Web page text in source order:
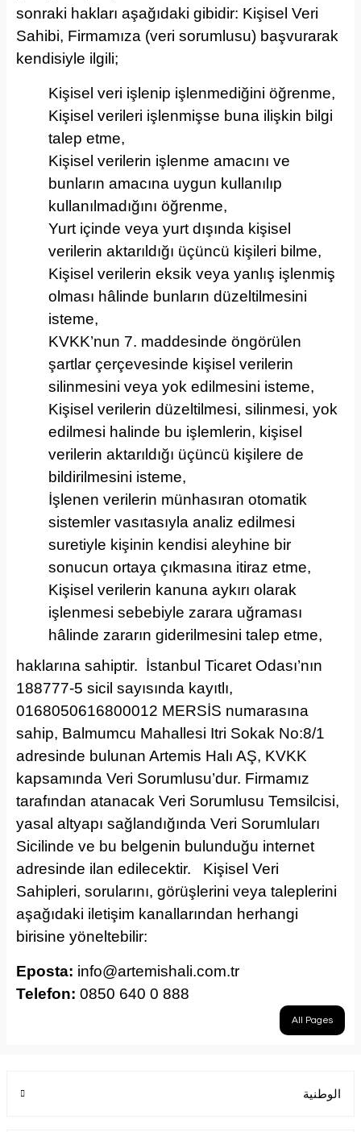
sonraki hakları aşağıdaki gibidir: Kişisel Veri
Sahibi, Firmamıza (veri sorumlusu) başvurarak
kendisiyle ilgili;
Kişisel veri işlenip işlenmediğini öğrenme,
Kişisel verileri işlenmişse buna ilişkin bilgi
talep etme,
Kişisel verilerin işlenme amacını ve
bunların amacına uygun kullanılıp
kullanılmadığını öğrenme,
Yurt içinde veya yurt dışında kişisel
verilerin aktarıldığı üçüncü kişileri bilme,
Kişisel verilerin eksik veya yanlış işlenmiş
olması hâlinde bunların düzeltilmesini
isteme,
KVKK’nun 7. maddesinde öngörülen
şartlar çerçevesinde kişisel verilerin
silinmesini veya yok edilmesini isteme,
Kişisel verilerin düzeltilmesi, silinmesi, yok
edilmesi halinde bu işlemlerin, kişisel
verilerin aktarıldığı üçüncü kişilere de
bildirilmesini isteme,
İşlenen verilerin münhasıran otomatik
sistemler vasıtasıyla analiz edilmesi
suretiyle kişinin kendisi aleyhine bir
sonucun ortaya çıkmasına itiraz etme,
Kişisel verilerin kanuna aykırı olarak
işlenmesi sebebiyle zarara uğraması
hâlinde zararın giderilmesini talep etme,
haklarına sahiptir. İstanbul Ticaret Odası’nın
188777-5 sicil sayısında kayıtlı,
0168050616800012 MERSİS numarasına
sahip, Balmumcu Mahallesi Itri Sokak No:8/1
adresinde bulunan Artemis Halı AŞ, KVKK
kapsamında Veri Sorumlusu’dur. Firmamız
tarafından atanacak Veri Sorumlusu Temsilcisi,
yasal altyapı sağlandığında Veri Sorumluları
Sicilinde ve bu belgenin bulunduğu internet
adresinde ilan edilecektir. Kişisel Veri
Sahipleri, sorularını, görüşlerini veya taleplerini
aşağıdaki iletişim kanallarından herhangi
birisine yöneltebilir:
Eposta: info@artemishali.com.tr
Telefon: 0850 640 0 888
All Pages
الوطنية